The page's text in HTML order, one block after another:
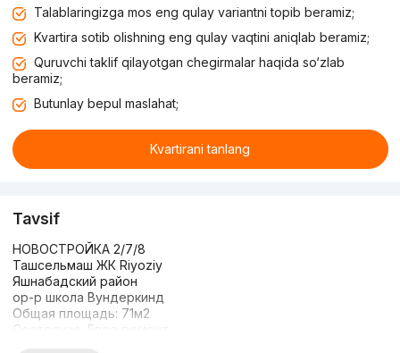
Talablaringizga mos eng qulay variantni topib beramiz;
Kvartira sotib olishning eng qulay vaqtini aniqlab beramiz;
Quruvchi taklif qilayotgan chegirmalar haqida so‘zlab
beramiz;
Butunlay bepul maslahat;
Kvartirani tanlang
Tavsif
НОВОСТРОЙКА 2/7/8
Ташсельмаш ЖК Riyoziy
Яшнабадский район
ор-р школа Вундеркинд
Общая площадь: 71м2
Состояние: Евро ремонт